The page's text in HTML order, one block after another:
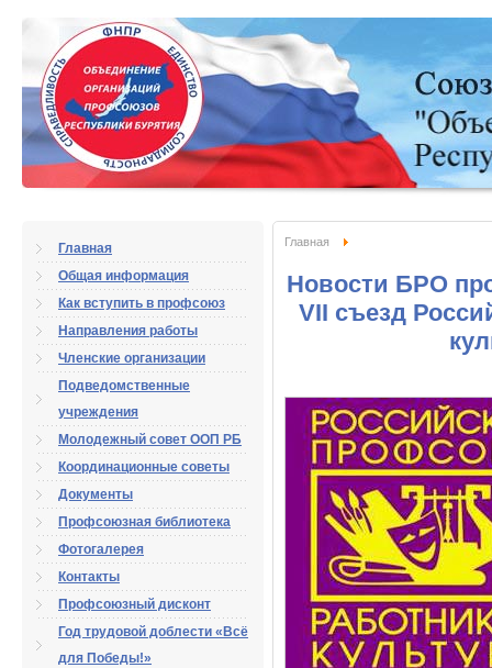
Главная
Общая информация
Как вступить в профсоюз
Направления работы
Членские организации
Подведомственные
учреждения
Молодежный совет ООП РБ
Координационные советы
Документы
Профсоюзная библиотека
Фотогалерея
Контакты
Профсоюзный дисконт
Год трудовой доблести «Всё
для Победы!»
Главная
Новости БРО
VII съезд